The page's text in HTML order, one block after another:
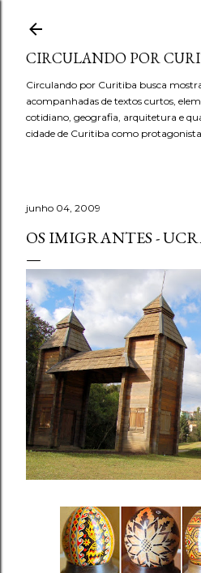
CIRCULANDO POR
Circulando por Curitiba busca
acompanhadas de textos curtos,
cotidiano, geografia, arquitetura e
cidade de Curitiba como
junho 04, 2009
OS IMIGRANTES -